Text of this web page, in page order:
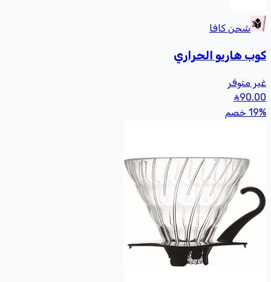
شحن كافا
هاريو الحراري
خصم